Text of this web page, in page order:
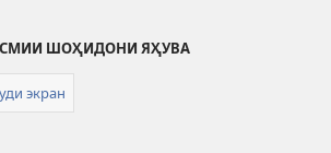
ШОҲИДОНИ ЯҲУВА
экран